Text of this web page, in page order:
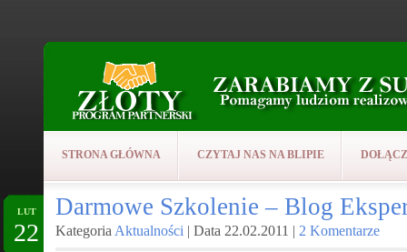
STRONA GŁÓWNA CZYTAJ NAS NA BLIPIE
LUT
22
Darmowe Szkolenie – Blog
Kategoria Aktualności | Data 22.02.2011 | 2 Komentarze